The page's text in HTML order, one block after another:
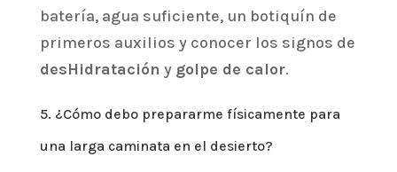
batería, agua suficiente, un botiquín de
primeros auxilios y conocer los signos de
desHidratación y golpe de calor.
5. ¿Cómo debo prepararme físicamente para
una larga caminata en el desierto?